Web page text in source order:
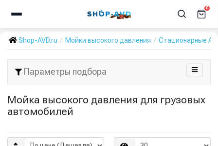
0
Shop-AVD.ru Мойки высокого давления Стационарные
Параметры подбора
Мойка высокого давления для грузовых
автомобилей